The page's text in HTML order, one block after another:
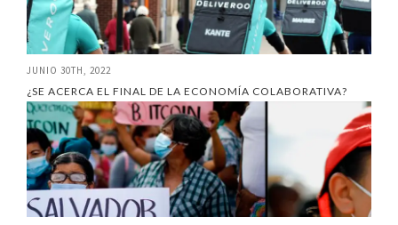
JUNIO 30TH, 2022
¿SE ACERCA EL FINAL DE LA ECONOMÍA COLABORATIVA?